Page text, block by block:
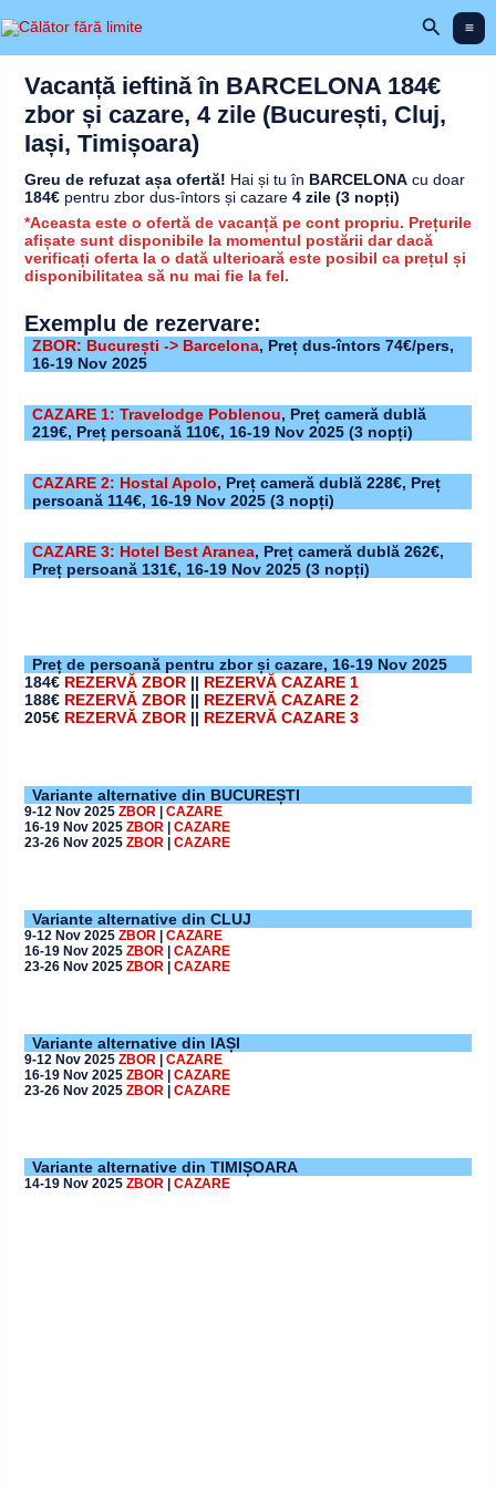
to
Search
Vacanță ieftină în BARCELONA 184€
zbor și cazare, 4 zile (București, Cluj,
Iași, Timișoara)
Greu de refuzat așa ofertă! Hai și tu în BARCELONAcu doar
184€pentru zbor dus-întors și cazare 4 zile (3 nopți)
*Aceasta este o ofertă de vacanță pe cont propriu. Prețurile
afișate sunt disponibile la momentul postării dar dacă
verificați oferta la o dată ulterioară este posibil ca prețul și
disponibilitatea să nu mai fie la fel.
Exemplu de rezervare:
ZBOR: București -> Barcelona, Preț dus-întors 74€/pers,
16-19 Nov 2025
CAZARE 1: Travelodge Poblenou, Preț cameră dublă
219€, Preț persoană 110€, 16-19 Nov 2025(3 nopți)
CAZARE 2: Hostal Apolo, Preț cameră dublă 228€, Preț
persoană 114€, 16-19 Nov 2025(3 nopți)
CAZARE 3: Hotel Best Aranea, Preț cameră dublă 262€,
Preț persoană 131€, 16-19 Nov 2025(3 nopți)
Preț de persoană pentru zbor și cazare, 16-19 Nov 2025
184€ REZERVĂ ZBOR|| REZERVĂ CAZARE 1
188€ REZERVĂ ZBOR|| REZERVĂ CAZARE 2
205€ REZERVĂ ZBOR|| REZERVĂ CAZARE 3
Variante alternative din BUCUREȘTI
9-12 Nov 2025 ZBOR | CAZARE
16-19 Nov 2025 ZBOR | CAZARE
23-26 Nov 2025 ZBOR | CAZARE
Variante alternative din CLUJ
9-12 Nov 2025 ZBOR | CAZARE
16-19 Nov 2025 ZBOR | CAZARE
23-26 Nov 2025 ZBOR | CAZARE
Variante alternative din IAȘI
9-12 Nov 2025 ZBOR| CAZARE
16-19 Nov 2025 ZBOR| CAZARE
23-26 Nov 2025 ZBOR| CAZARE
Variante alternative din TIMIȘOARA
14-19 Nov 2025 ZBOR| CAZARE